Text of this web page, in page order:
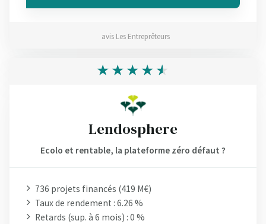
avis Les Entreprêteurs
Lendosphere
Ecolo et rentable, la plateforme zéro défaut ?
736 projets financés (419 M€)
Taux de rendement : 6.26 %
Retards (sup. à 6 mois) : 0 %